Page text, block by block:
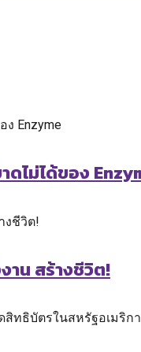
ไม่ได้ของ
าน สร้างชีวิต!